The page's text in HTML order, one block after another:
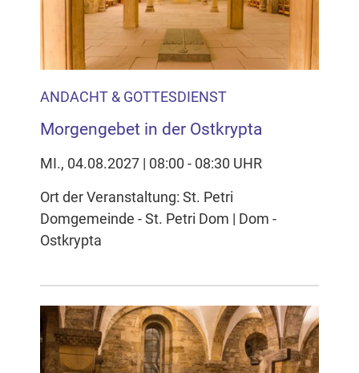
ANDACHT & GOTTESDIENST
Morgengebet in der Ostkrypta
MI., 04.08.2027 | 08:00 - 08:30 UHR
Ort der Veranstaltung: St. Petri
Domgemeinde - St. Petri Dom | Dom -
Ostkrypta